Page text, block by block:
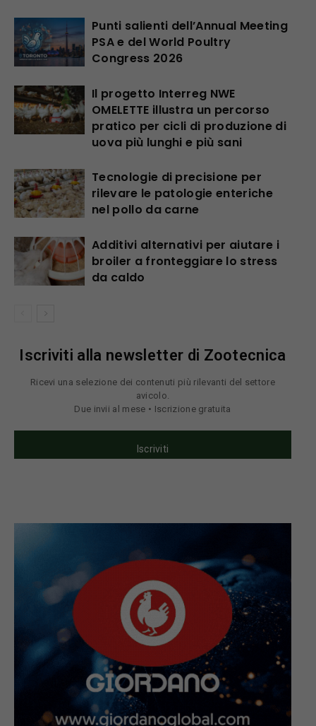
Punti salienti dell’Annual Meeting
PSA e del World Poultry
Congress 2026
Il progetto Interreg NWE
OMELETTE illustra un percorso
pratico per cicli di produzione di
uova più lunghi e più sani
Tecnologie di precisione per
rilevare le patologie enteriche
nel pollo da carne
Additivi alternativi per aiutare i
broiler a fronteggiare lo stress
da caldo
Iscriviti alla newsletter di Zootecnica
Ricevi una selezione dei contenuti più rilevanti del settore
avicolo.
Due invii al mese • Iscrizione gratuita
Iscriviti